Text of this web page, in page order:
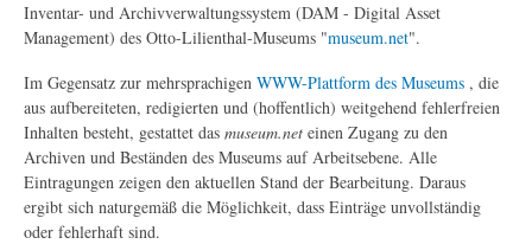
Inventar- und Archiv­verwaltungs­system (DAM - Digital Asset
Management) des Otto-Lilienthal-Museums "museum.net".
Im Gegensatz zur mehrsprachigen WWW-Plattform des Museums , die
aus aufbereiteten, redigierten und (hoffentlich) weitgehend fehlerfreien
Inhalten besteht, gestattet das museum.net einen Zugang zu den
Archiven und Beständen des Museums auf Arbeitsebene. Alle
Eintragungen zeigen den aktuellen Stand der Bearbeitung. Daraus
ergibt sich naturgemäß die Möglichkeit, dass Einträge unvollständig
oder fehlerhaft sind.